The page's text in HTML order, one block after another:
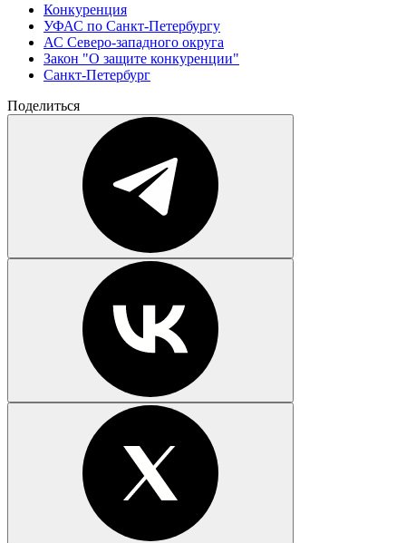
Конкуренция
УФАС по Санкт-Петербургу
АС Северо-западного округа
Закон "О защите конкуренции"
Санкт-Петербург
Поделиться